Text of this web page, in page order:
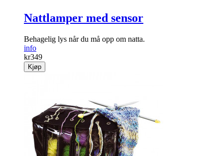
Nattlamper med sensor
Behagelig lys når du må opp om natta.
info
kr349
Kjøp